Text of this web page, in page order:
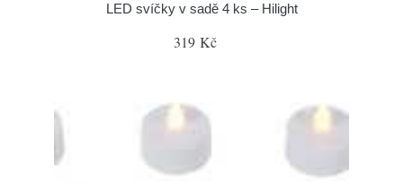
LED svíčky v sadě 4 ks – Hilight
319 Kč